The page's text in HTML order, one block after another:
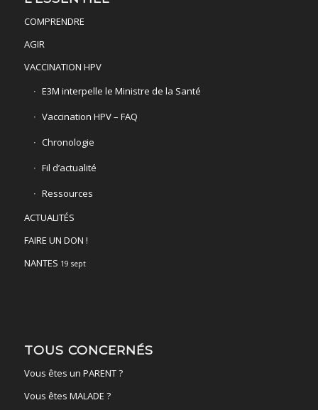
COMPRENDRE
AGIR
VACCINATION HPV
E3M interpelle le Ministre de la Santé
Vaccination HPV – FAQ
Chronologie
Fil d’actualité
Ressources
ACTUALITÉS
FAIRE UN DON !
NANTES 19 sept
TOUS CONCERNÉS
Vous êtes un PARENT ?
Vous êtes MALADE ?